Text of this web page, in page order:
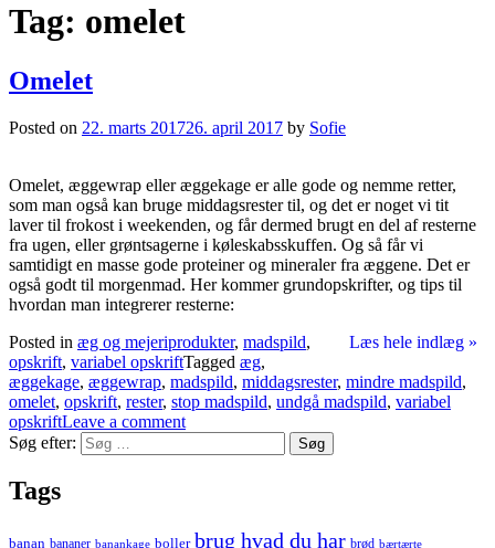
Tag: omelet
Omelet
Posted on 22. marts 201726. april 2017 by Sofie
Omelet, æggewrap eller æggekage er alle gode og nemme retter,
som man også kan bruge middagsrester til, og det er noget vi tit
laver til frokost i weekenden, og får dermed brugt en del af resterne
fra ugen, eller grøntsagerne i køleskabsskuffen. Og så får vi
samtidigt en masse gode proteiner og mineraler fra æggene. Det er
også godt til morgenmad. Her kommer grundopskrifter, og tips til
hvordan man integrerer resterne:
Læs hele indlæg »
Posted in æg og mejeriprodukter, madspild,
opskrift, variabel opskriftTagged æg,
æggekage, æggewrap, madspild, middagsrester, mindre madspild,
omelet, opskrift, rester, stop madspild, undgå madspild, variabel
opskriftLeave a comment
Søg efter:
Tags
banan bananer banankage boller brug hvad du har brød bærtærte